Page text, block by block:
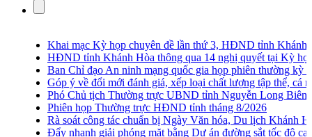
Khai mạc Kỳ họp chuyên đề lần thứ 3, HĐND tỉnh Khánh
HĐND tỉnh Khánh Hòa thông qua 14 nghị quyết tại Kỳ họp
Ban Chỉ đạo An ninh mạng quốc gia họp phiên thường kỳ
Góp ý về đổi mới đánh giá, xếp loại chất lượng tập thể, cá
Phó Chủ tịch Thường trực UBND tỉnh Nguyễn Long Biên
Phiên họp Thường trực HĐND tỉnh tháng 8/2026
Rà soát công tác chuẩn bị Ngày Văn hóa, Du lịch Khánh
Đẩy nhanh giải phóng mặt bằng Dự án đường sắt tốc độ